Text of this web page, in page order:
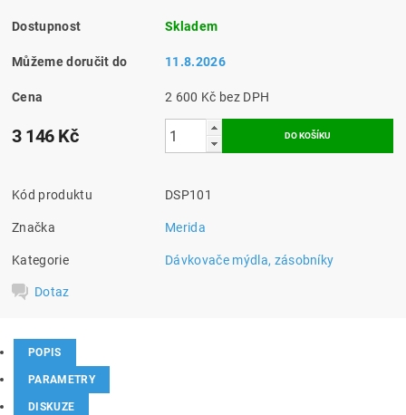
Dostupnost Skladem
Můžeme doručit do 11.8.2026
Cena 2 600 Kč bez DPH
3 146 Kč
Kód produktu DSP101
Značka Merida
Kategorie Dávkovače mýdla, zásobníky
Dotaz
POPIS
PARAMETRY
DISKUZE